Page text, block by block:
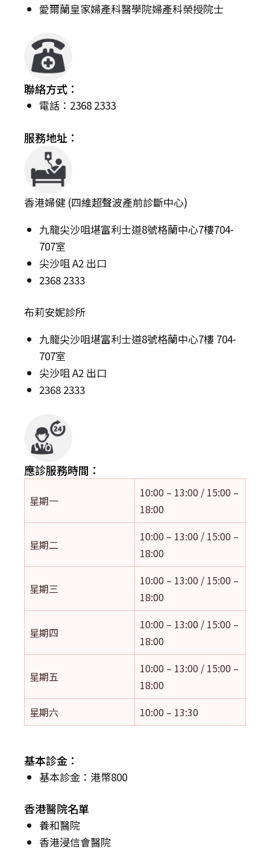
愛爾蘭皇家婦產科醫學院婦產科榮授院士
聯絡方式：
電話：2368 2333
服務地址：
香港婦健 (四維超聲波產前診斷中心)
九龍尖沙咀堪富利士道8號格蘭中心7樓704-
707室
尖沙咀 A2 出口
2368 2333
布莉安妮診所
九龍尖沙咀堪富利士道8號格蘭中心7樓 704-
707室
尖沙咀 A2 出口
2368 2333
應診服務時間：
星期一
10:00 – 13:00 / 15:00 –
18:00
星期二
10:00 – 13:00 / 15:00 –
18:00
星期三
10:00 – 13:00 / 15:00 –
18:00
星期四
10:00 – 13:00 / 15:00 –
18:00
星期五
10:00 – 13:00 / 15:00 –
18:00
星期六
10:00 – 13:30
基本診金：
基本診金：港幣800
香港醫院名單
養和醫院
香港浸信會醫院